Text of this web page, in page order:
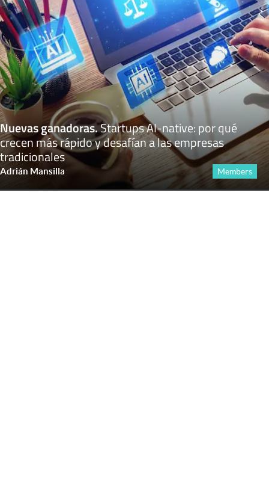
Nuevas ganadoras.Startups AI-native: por qué
crecen más rápido y desafían a las empresas
tradicionales
Adrián Mansilla Members